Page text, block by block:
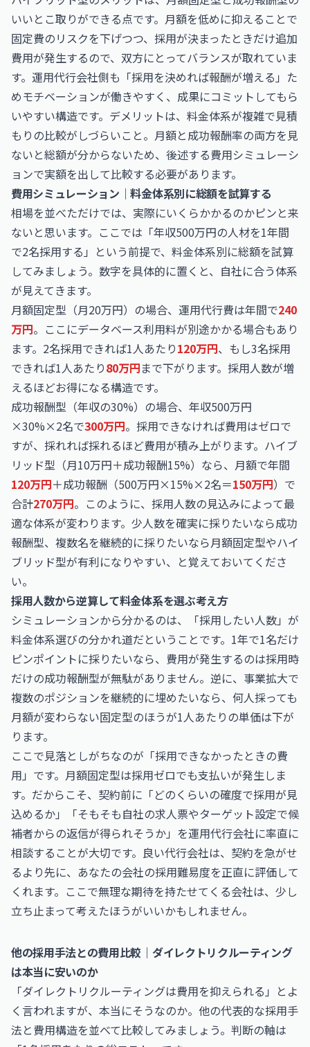
いいとこ取りができる点です。月額を低めに抑えることで
固定費のリスクを下げつつ、採用が決まったときだけ追加
費用が発生するので、双方にとってバランスが取れていま
す。運用代行会社側も「採用を決めれば報酬が増える」た
めモチベーションが働きやすく、成果にコミットしてもら
いやすい構造です。デメリットは、料金体系が複雑で見積
もりの比較がしづらいこと。月額と成功報酬率の両方を見
ないと総額が分からないため、後述する費用シミュレーシ
ョンで実額を出して比較する必要があります。
費用シミュレーション｜料金体系別に総額を試算する
相場を並べただけでは、実際にいくらかかるのかピンと来
ないと思います。ここでは「年収500万円の人材を1年間
で2名採用する」という前提で、料金体系別に総額を試算
してみましょう。数字を具体的に置くと、自社に合う体系
が見えてきます。
月額固定型（月20万円）の場合、運用代行費は年間で240
万円。ここにデータベース利用料が別途かかる場合もあり
ます。2名採用できれば1人あたり120万円、もし3名採用
できれば1人あたり80万円まで下がります。採用人数が増
えるほどお得になる構造です。
成功報酬型（年収の30%）の場合、年収500万円
×30%×2名で300万円。採用できなければ費用はゼロで
すが、採れれば採れるほど費用が積み上がります。ハイブ
リッド型（月10万円＋成功報酬15%）なら、月額で年間
120万円＋成功報酬（500万円×15%×2名＝150万円）で
合計270万円。このように、採用人数の見込みによって最
適な体系が変わります。少人数を確実に採りたいなら成功
報酬型、複数名を継続的に採りたいなら月額固定型やハイ
ブリッド型が有利になりやすい、と覚えておいてくださ
い。
採用人数から逆算して料金体系を選ぶ考え方
シミュレーションから分かるのは、「採用したい人数」が
料金体系選びの分かれ道だということです。1年で1名だけ
ピンポイントに採りたいなら、費用が発生するのは採用時
だけの成功報酬型が無駄がありません。逆に、事業拡大で
複数のポジションを継続的に埋めたいなら、何人採っても
月額が変わらない固定型のほうが1人あたりの単価は下が
ります。
ここで見落としがちなのが「採用できなかったときの費
用」です。月額固定型は採用ゼロでも支払いが発生しま
す。だからこそ、契約前に「どのくらいの確度で採用が見
込めるか」「そもそも自社の求人票やターゲット設定で候
補者からの返信が得られそうか」を運用代行会社に率直に
相談することが大切です。良い代行会社は、契約を急がせ
るより先に、あなたの会社の採用難易度を正直に評価して
くれます。ここで無理な期待を持たせてくる会社は、少し
立ち止まって考えたほうがいいかもしれません。
他の採用手法との費用比較｜ダイレクトリクルーティング
は本当に安いのか
「ダイレクトリクルーティングは費用を抑えられる」とよ
く言われますが、本当にそうなのか。他の代表的な採用手
法と費用構造を並べて比較してみましょう。判断の軸は